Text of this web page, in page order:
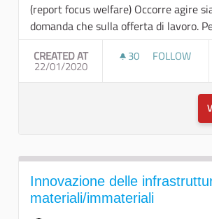
(report focus welfare) Occorre agire
domanda che sulla offerta di lavoro.
CREATED AT
22/01/2020
30 30 FOLLOWERS
FOLLOW
Innovazione delle
materiali/immateriali